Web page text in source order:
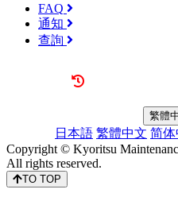
FAQ
通知
查詢
繁體
日本語 繁體中文 简体
Copyright © Kyoritsu
All rights reserved.
TO TOP